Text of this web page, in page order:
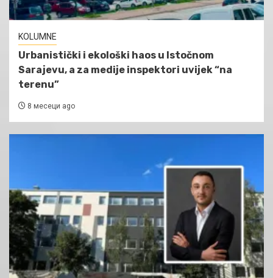
KOLUMNE
Urbanistički i ekološki haos u Istočnom
Sarajevu, a za medije inspektori uvijek “na
terenu”
8 месеци ago